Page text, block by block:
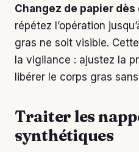
Changez de papier dès
répétez l’opération
gras ne soit visible.
la vigilance : ajustez la
libérer le corps gras
Traiter les
synthétiques